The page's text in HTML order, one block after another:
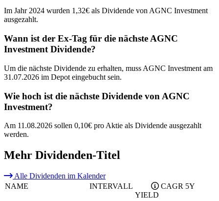
Im Jahr 2024 wurden 1,32€ als Dividende von AGNC Investment
ausgezahlt.
Wann ist der Ex-Tag für die nächste AGNC
Investment Dividende?
Um die nächste Dividende zu erhalten, muss AGNC Investment am
31.07.2026 im Depot eingebucht sein.
Wie hoch ist die nächste Dividende von AGNC
Investment?
Am 11.08.2026 sollen 0,10€ pro Aktie als Dividende ausgezahlt
werden.
Mehr Dividenden-Titel
Alle Dividenden im Kalender
NAME
INTERVALL
YIELD
CAGR 5Y